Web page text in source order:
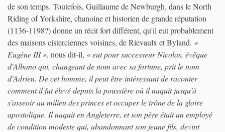
de son temps. Toutefois, Guillaume de Newburgh, dans le North
Riding of Yorkshire, chanoine et historien de grande réputation
(1136-1198?) donne un récit fort différent, qu'il eut probablement
des maisons cisterciennes voisines, de Rievaulx et Byland. «
Eugène III », nous dit-il, « eut pour successeur Nicolas, évêque
d'Albano qui, changeant de nom avec sa fortune, prit le nom
d'Adrien. De cet homme, il peut être intéressant de raconter
comment il fut élevé depuis la poussière où il naquit jusqu'à
s'asseoir au milieu des princes et occuper le trône de la gloire
apostolique. Il naquit en Angleterre, et son père était un employé
de condition modeste qui, abandonnant son jeune fils, devint